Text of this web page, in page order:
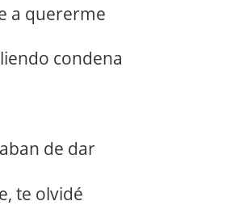
a quererme
condena
de dar
te olvidé